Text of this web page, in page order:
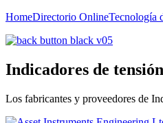
HomeDirectorio OnlineTecnología
Indicadores de tensión
Los fabricantes y proveedores de